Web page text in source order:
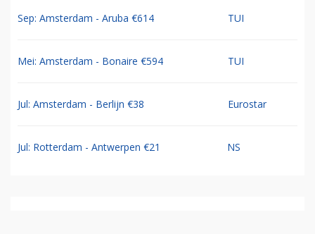
Sep: Amsterdam - Aruba €614 TUI
Mei: Amsterdam - Bonaire €594 TUI
Jul: Amsterdam - Berlijn €38 Eurostar
Jul: Rotterdam - Antwerpen €21 NS